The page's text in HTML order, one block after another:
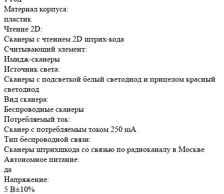
Материал корпуса:
пластик
Чтение 2D:
Сканеры с чтением 2D штрих-кода
Считывающий элемент:
Имидж-сканеры
Источник света:
Сканеры с подсветкой белый светодиод и прицелом красный
светодиод
Вид сканера:
Беспроводные сканеры
Потребляемый ток:
Сканер с потребляемым током 250 mA
Тип беспроводной связи:
Сканеры штрихшкода со связью по радиоканалу в Москве
Автономное питание:
да
Напряжение:
5 В±10%